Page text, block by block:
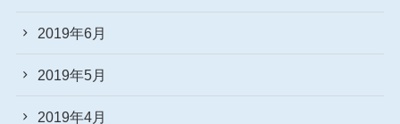
2019年6月
2019年5月
2019年4月